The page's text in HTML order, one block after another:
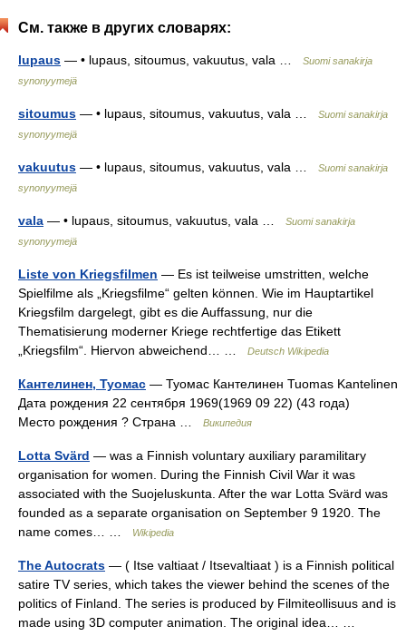
См. также в других словарях:
lupaus — • lupaus, sitoumus, vakuutus, vala …
Suomi sanakirja
synonyymejä
sitoumus — • lupaus, sitoumus, vakuutus, vala …
Suomi sanakirja
synonyymejä
vakuutus — • lupaus, sitoumus, vakuutus, vala …
Suomi sanakirja
synonyymejä
vala — • lupaus, sitoumus, vakuutus, vala …
Suomi sanakirja
synonyymejä
Liste von Kriegsfilmen — Es ist teilweise umstritten, welche
Spielfilme als „Kriegsfilme“ gelten können. Wie im Hauptartikel
Kriegsfilm dargelegt, gibt es die Auffassung, nur die
Thematisierung moderner Kriege rechtfertige das Etikett
„Kriegsfilm“. Hiervon abweichend… …
Deutsch Wikipedia
Кантелинен, Туомас — Туомас Кантелинен Tuomas Kantelinen
Дата рождения 22 сентября 1969(1969 09 22) (43 года)
Место рождения ? Страна …
Википедия
Lotta Svärd — was a Finnish voluntary auxiliary paramilitary
organisation for women. During the Finnish Civil War it was
associated with the Suojeluskunta. After the war Lotta Svärd was
founded as a separate organisation on September 9 1920. The
name comes… …
Wikipedia
The Autocrats — ( Itse valtiaat / Itsevaltiaat ) is a Finnish political
satire TV series, which takes the viewer behind the scenes of the
politics of Finland. The series is produced by Filmiteollisuus and is
made using 3D computer animation. The original idea… …